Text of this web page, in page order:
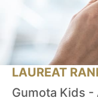
LAUREAT
Gumota Kids